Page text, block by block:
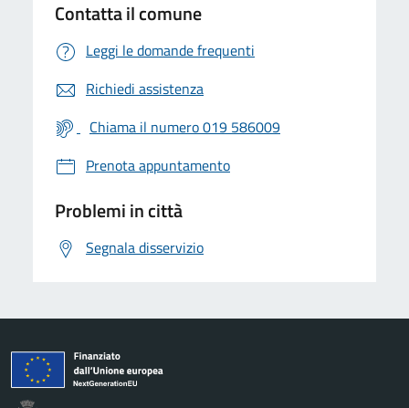
Contatta il comune
Leggi le domande frequenti
Richiedi assistenza
Chiama il numero 019 586009
Prenota appuntamento
Problemi in città
Segnala disservizio